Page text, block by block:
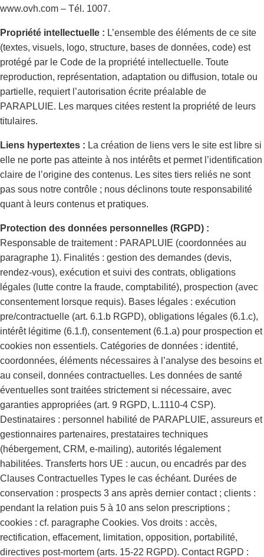
www.ovh.com – Tél. 1007.
Propriété intellectuelle : L’ensemble des éléments de ce site
(textes, visuels, logo, structure, bases de données, code) est
protégé par le Code de la propriété intellectuelle. Toute
reproduction, représentation, adaptation ou diffusion, totale ou
partielle, requiert l’autorisation écrite préalable de
PARAPLUIE. Les marques citées restent la propriété de leurs
titulaires.
Liens hypertextes : La création de liens vers le site est libre si
elle ne porte pas atteinte à nos intérêts et permet l’identification
claire de l’origine des contenus. Les sites tiers reliés ne sont
pas sous notre contrôle ; nous déclinons toute responsabilité
quant à leurs contenus et pratiques.
Protection des données personnelles (RGPD) :
Responsable de traitement : PARAPLUIE (coordonnées au
paragraphe 1). Finalités : gestion des demandes (devis,
rendez-vous), exécution et suivi des contrats, obligations
légales (lutte contre la fraude, comptabilité), prospection (avec
consentement lorsque requis). Bases légales : exécution
pre/contractuelle (art. 6.1.b RGPD), obligations légales (6.1.c),
intérêt légitime (6.1.f), consentement (6.1.a) pour prospection et
cookies non essentiels. Catégories de données : identité,
coordonnées, éléments nécessaires à l’analyse des besoins et
au conseil, données contractuelles. Les données de santé
éventuelles sont traitées strictement si nécessaire, avec
garanties appropriées (art. 9 RGPD, L.1110-4 CSP).
Destinataires : personnel habilité de PARAPLUIE, assureurs et
gestionnaires partenaires, prestataires techniques
(hébergement, CRM, e-mailing), autorités légalement
habilitées. Transferts hors UE : aucun, ou encadrés par des
Clauses Contractuelles Types le cas échéant. Durées de
conservation : prospects 3 ans après dernier contact ; clients :
pendant la relation puis 5 à 10 ans selon prescriptions ;
cookies : cf. paragraphe Cookies. Vos droits : accès,
rectification, effacement, limitation, opposition, portabilité,
directives post-mortem (arts. 15-22 RGPD). Contact RGPD :